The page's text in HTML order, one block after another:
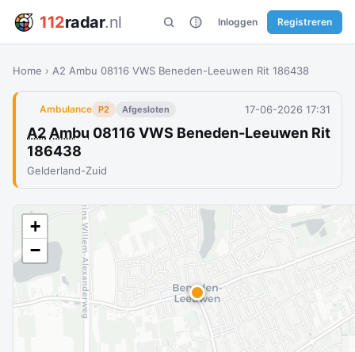
112radar.nl Inloggen Registreren
Home › A2 Ambu 08116 VWS Beneden-Leeuwen Rit 186438
Ambulance P2 Afgesloten 17-06-2026 17:31
A2 Ambu 08116 VWS Beneden-Leeuwen Rit
186438
Gelderland-Zuid
+
−